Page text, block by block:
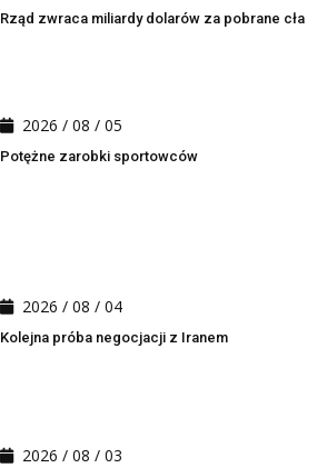
Rząd zwraca miliardy dolarów za pobrane cła
2026 / 08 / 05
Potężne zarobki sportowców
2026 / 08 / 04
Kolejna próba negocjacji z Iranem
2026 / 08 / 03